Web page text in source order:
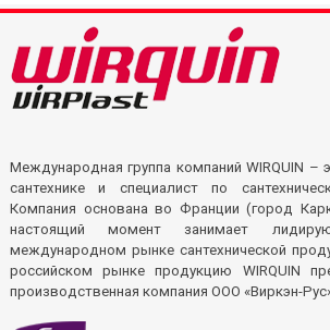
Международная группа компаний WIRQUIN –
сантехнике и специалист по
Компания основана во Франции (город
настоящий момент занимает
международном рынке сантехнической
российском рынке продукцию WIRQUIN
производственная компания ООО «Виркэн-